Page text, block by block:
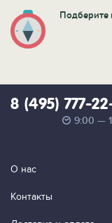
Подберите
8 (495) 777-
9:00 —
О нас
Контакты